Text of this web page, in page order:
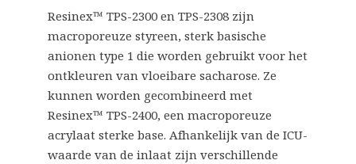
Resinex™ TPS-2300 en TPS-2308 zijn
macroporeuze styreen, sterk basische
anionen type 1 die worden gebruikt voor het
ontkleuren van vloeibare sacharose. Ze
kunnen worden gecombineerd met
Resinex™ TPS-2400, een macroporeuze
acrylaat sterke base. Afhankelijk van de ICU-
waarde van de inlaat zijn verschillende